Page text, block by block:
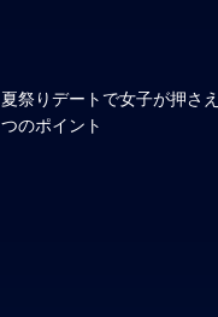
夏祭りデートで女子が押さ
つのポイント